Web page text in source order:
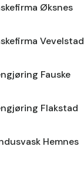
Øksnes
Vevelstad
Fauske
Flakstad
Hemnes